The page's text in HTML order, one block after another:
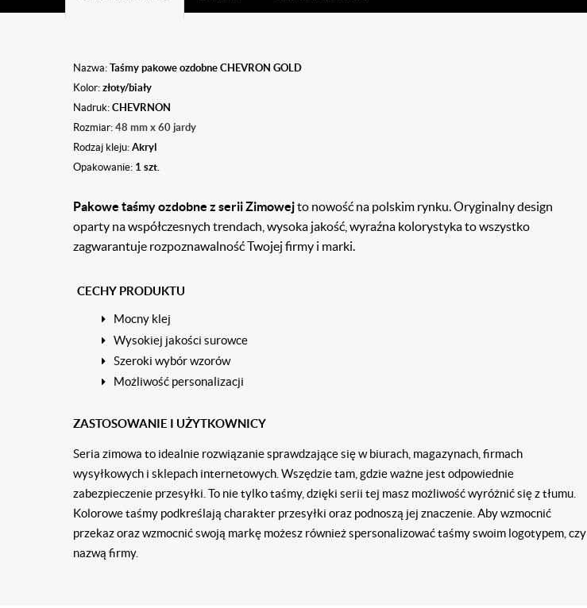
Nazwa: Taśmy pakowe ozdobne CHEVRON GOLD
Kolor: złoty/biały
Nadruk: CHEVRNON
Rozmiar: 48 mm x 60 jardy
Rodzaj kleju: Akryl
Opakowanie: 1 szt.
Pakowe taśmy ozdobne z serii Zimowejto nowość na polskim rynku. Oryginalny design
oparty na współczesnych trendach, wysoka jakość, wyraźna kolorystyka to wszystko
zagwarantuje rozpoznawalność Twojej firmy i marki.
CECHY PRODUKTU
Mocny klej
Wysokiej jakości surowce
Szeroki wybór wzorów
Możliwość personalizacji
ZASTOSOWANIE I UŻYTKOWNICY
Seria zimowa to idealnie rozwiązanie sprawdzające się w biurach, magazynach, firmach
wysyłkowych i sklepach internetowych. Wszędzie tam, gdzie ważne jest odpowiednie
zabezpieczenie przesyłki. To nie tylko taśmy, dzięki serii tej masz możliwość wyróżnić się z tłumu.
Kolorowe taśmy podkreślają charakter przesyłki oraz podnoszą jej znaczenie. Aby wzmocnić
przekaz oraz wzmocnić swoją markę możesz również spersonalizować taśmy swoim logotypem, czy
nazwą firmy.